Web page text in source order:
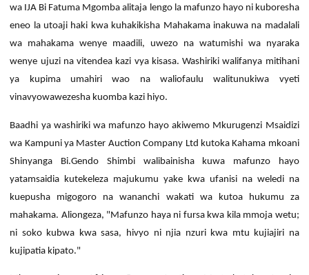
wa IJA Bi Fatuma Mgomba alitaja lengo la mafunzo hayo ni kuboresha
eneo la utoaji haki kwa kuhakikisha Mahakama inakuwa na madalali
wa mahakama wenye maadili, uwezo na watumishi wa nyaraka
wenye ujuzi na vitendea kazi vya kisasa.Washiriki walifanya mitihani
ya kupima umahiri wao na waliofaulu walitunukiwa vyeti
vinavyowawezesha kuomba kazi hiyo.
Baadhi ya washiriki wa mafunzo hayo akiwemo Mkurugenzi Msaidizi
wa Kampuni ya Master Auction Company Ltd kutoka Kahama mkoani
Shinyanga Bi.Gendo Shimbi walibainisha kuwa mafunzo hayo
yatamsaidia kutekeleza majukumu yake kwa ufanisi na weledi na
kuepusha migogoro na wananchi wakati wa kutoa hukumu za
mahakama. Aliongeza, "Mafunzo haya ni fursa kwa kila mmoja wetu;
ni soko kubwa kwa sasa, hivyo ni njia nzuri kwa mtu kujiajiri na
kujipatia kipato."